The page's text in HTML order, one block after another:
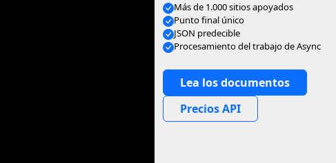
Más de 1.000 sitios apoyados
Punto final único
JSON predecible
Procesamiento del trabajo de Async
Lea los documentos
Precios API